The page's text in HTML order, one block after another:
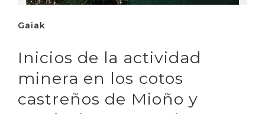
Gaiak
Inicios de la actividad
minera en los cotos
castreños de Mioño y